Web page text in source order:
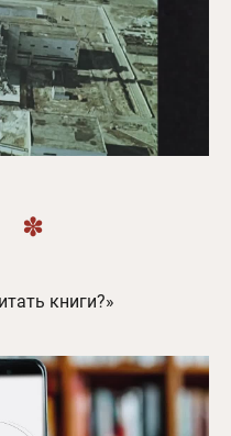
книги?»